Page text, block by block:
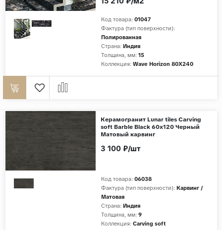
Код товара: 01047
Фактура (тип поверхности):
Полированная
Страна: Индия
Толщина, мм: 15
Коллекция: Wave Horizon 80X240
Керамогранит Lunar tiles Carving
soft Barble Black 60x120 Черный
Матовый карвинг
Код товара: 06038
Фактура (тип поверхности): Карвинг /
Матовая
Страна: Индия
Толщина, мм: 9
Коллекция: Carving soft
3 100 ₽/шт